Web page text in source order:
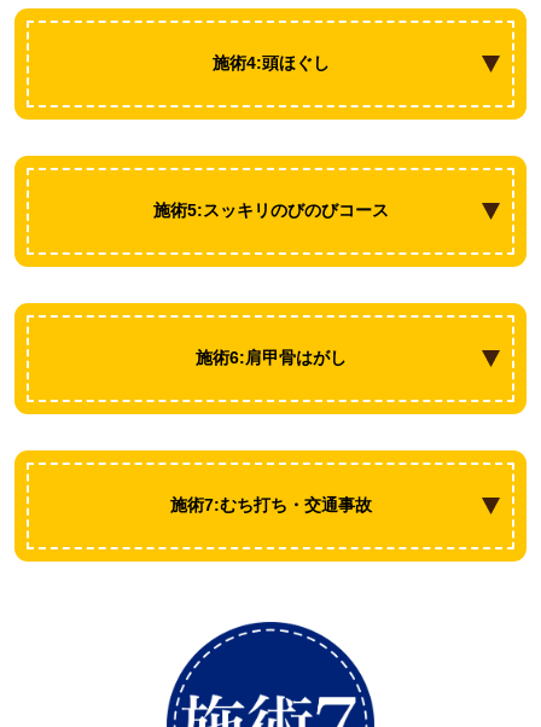
施術4:頭ほぐし
施術5:スッキリのびのびコース
施術6:肩甲骨はがし
施術7:むち打ち・交通事故